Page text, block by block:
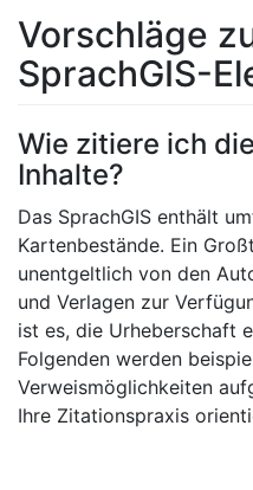
Vorschläge
SprachGIS-
Wie zitiere ich
Inhalte?
Das SprachGIS enthält
Kartenbestände. Ein
unentgeltlich von den
und Verlagen zur
ist es, die Urheberschaft
Folgenden werden
Verweismöglichkeiten
Ihre Zitationspraxis